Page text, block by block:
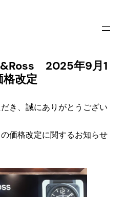
2025年9月1
格改定
き、誠にありがとうござい
価格改定に関するお知らせ